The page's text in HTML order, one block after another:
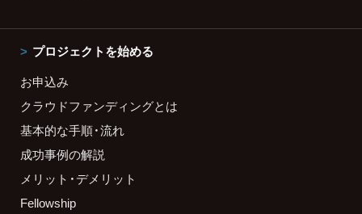
プロジェクトを始める
お申込み
クラウドファンディングとは
基本的な手順・流れ
成功事例の解説
メリット・デメリット
Fellowship